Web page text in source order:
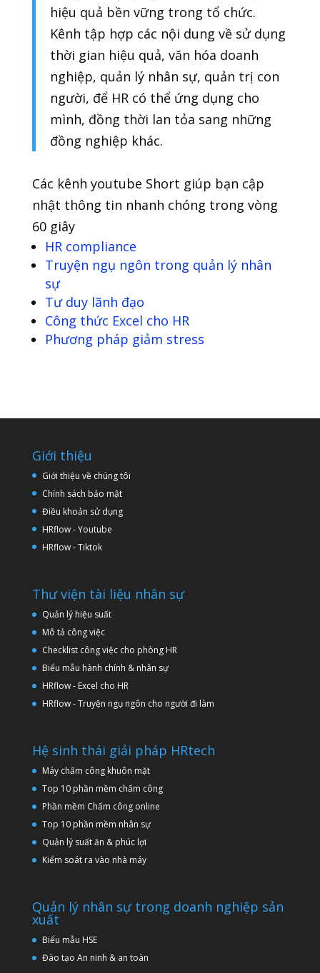
hiệu quả bền vững trong tổ chức.
Kênh tập hợp các nội dung về sử dụng
thời gian hiệu quả, văn hóa doanh
nghiệp, quản lý nhân sự, quản trị con
người, để HR có thể ứng dụng cho
mình, đồng thời lan tỏa sang những
đồng nghiệp khác.
Các kênh youtube Short giúp bạn cập
nhật thông tin nhanh chóng trong vòng
60 giây
HR compliance
Truyện ngụ ngôn trong quản lý nhân
sự
Tư duy lãnh đạo
Công thức Excel cho HR
Phương pháp giảm stress
Giới thiệu
Giới thiệu về chúng tôi
Chính sách bảo mật
Điều khoản sử dụng
HRflow - Youtube
HRflow - Tiktok
Thư viện tài liệu nhân sự
Quản lý hiệu suất
Mô tả công việc
Checklist công việc cho phòng HR
Biểu mẫu hành chính & nhân sự
HRflow - Excel cho HR
HRflow - Truyện ngụ ngôn cho người đi làm
Hệ sinh thái giải pháp HRtech
Máy chấm công khuôn mặt
Top 10 phần mềm chấm công
Phần mềm Chấm công online
Top 10 phần mềm nhân sự
Quản lý suất ăn & phúc lợi
Kiểm soát ra vào nhà máy
Quản lý nhân sự trong doanh nghiệp sản
xuất
Biểu mẫu HSE
Đào tạo An ninh & an toàn